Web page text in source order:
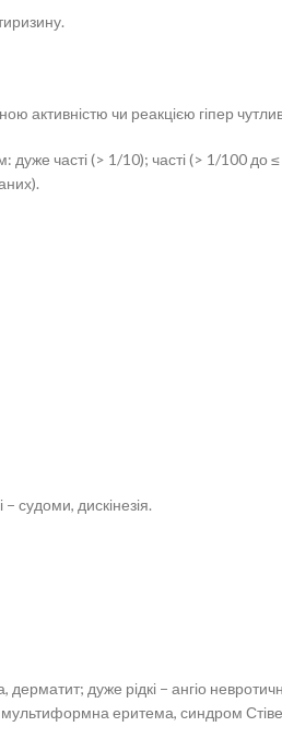
чи реакцією гіпер
часті (> 1/10); часті (> 1/100 до
судоми, дискінезія.
дуже рідкі − ангіо
мультиформна еритема, синдром